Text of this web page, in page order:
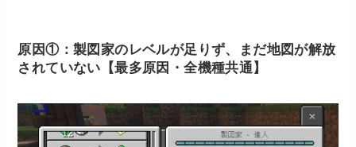
原因①：製図家のレベルが足りず、まだ地図が解放
されていない【最多原因・全機種共通】